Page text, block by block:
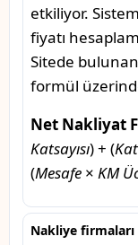
etkiliyor.
fiyatı
Sitede
formül
Net Nakliyat
Katsayısı) + (Kat
(Mesafe × KM
Nakliye